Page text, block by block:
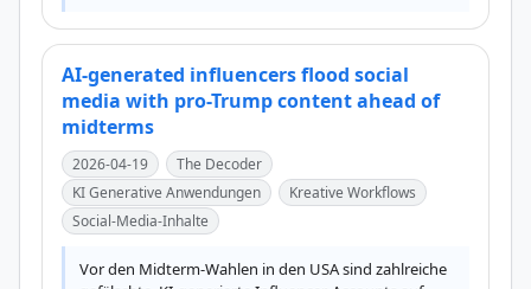
AI-generated influencers flood social
media with pro-Trump content ahead of
midterms
2026-04-19
The Decoder
KI Generative Anwendungen
Kreative Workflows
Social-Media-Inhalte
Vor den Midterm-Wahlen in den USA sind zahlreiche